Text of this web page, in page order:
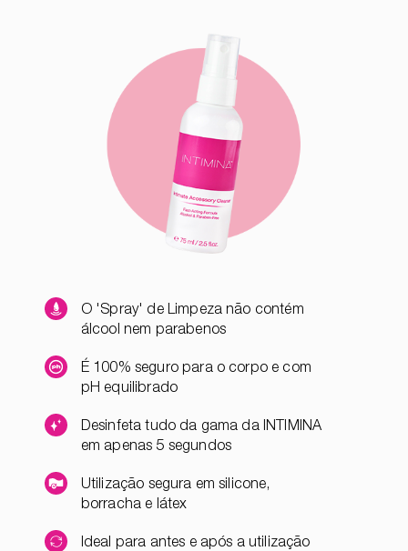
O 'Spray' de Limpeza não contém
álcool nem parabenos
É 100% seguro para o corpo e com
pH equilibrado
Desinfeta tudo da gama da INTIMINA
em apenas 5 segundos
Utilização segura em silicone,
borracha e látex
Ideal para antes e após a utilização